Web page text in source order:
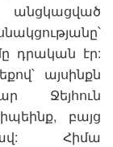
դրական էր:
այսինքն
Ջեյհուն
բայց
Հիմա